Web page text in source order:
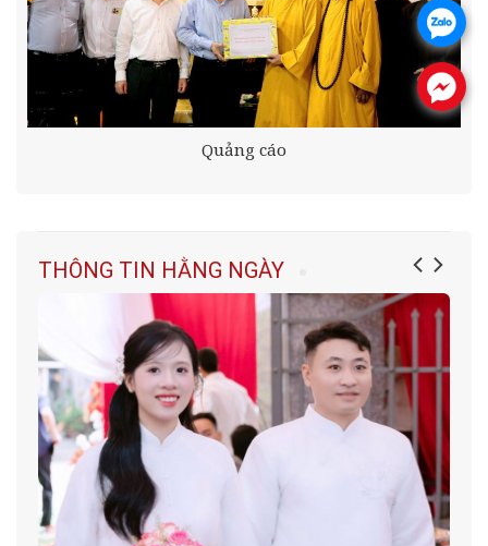
Quảng cáo
THÔNG TIN HẰNG NGÀY
.
.